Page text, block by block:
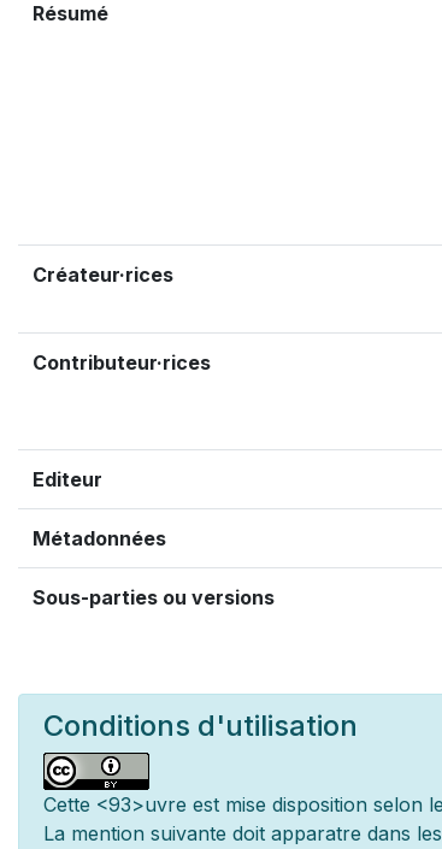
Résumé
Créateur·rices
Contributeur·rices
Editeur
Métadonnées
Sous-parties ou versions
Conditions d'utilisation
Cette <93>uvre est mise disposition selon
La mention suivante doit apparatre dans